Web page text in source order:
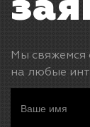
Мы свяжемся
на любые